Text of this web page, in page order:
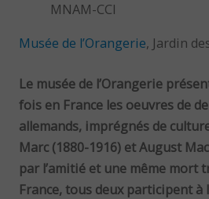
MNAM-CCI
Musée de l’Orangerie, Jardin
Le musée de l’Orangerie
fois en France les oeuvres de
allemands, imprégnés de
Marc (1880-1916) et August
par l’amitié et une même mort
France, tous deux participent à